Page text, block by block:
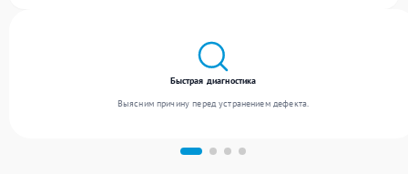
Быстрая диагностика
Выясним причину перед устранением дефекта.